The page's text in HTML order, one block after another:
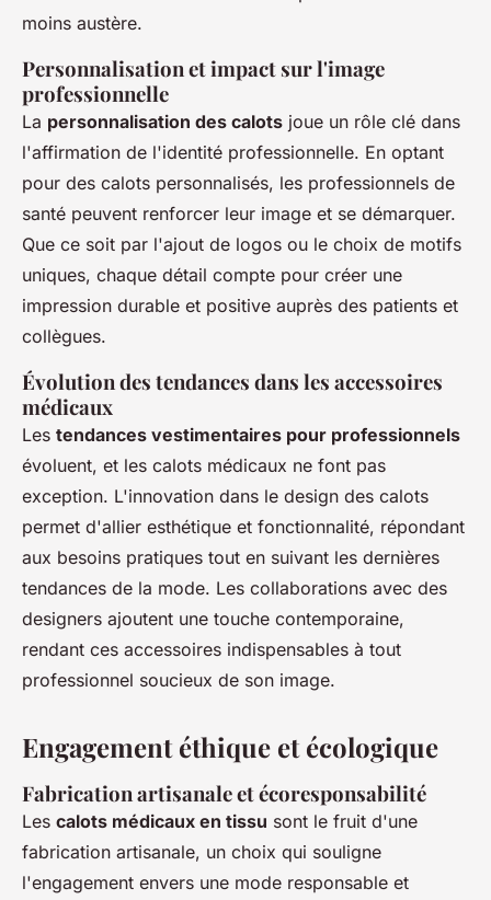
moins austère.
Personnalisation et impact sur l'image
professionnelle
La personnalisation des calots joue un rôle clé dans
l'affirmation de l'identité professionnelle. En optant
pour des calots personnalisés, les professionnels de
santé peuvent renforcer leur image et se démarquer.
Que ce soit par l'ajout de logos ou le choix de motifs
uniques, chaque détail compte pour créer une
impression durable et positive auprès des patients et
collègues.
Évolution des tendances dans les accessoires
médicaux
Les tendances vestimentaires pour professionnels
évoluent, et les calots médicaux ne font pas
exception. L'innovation dans le design des calots
permet d'allier esthétique et fonctionnalité, répondant
aux besoins pratiques tout en suivant les dernières
tendances de la mode. Les collaborations avec des
designers ajoutent une touche contemporaine,
rendant ces accessoires indispensables à tout
professionnel soucieux de son image.
Engagement éthique et écologique
Fabrication artisanale et écoresponsabilité
Les calots médicaux en tissu sont le fruit d'une
fabrication artisanale, un choix qui souligne
l'engagement envers une mode responsable et